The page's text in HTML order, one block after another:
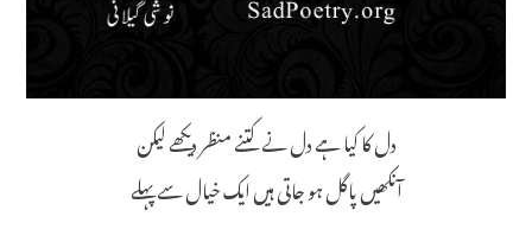
دل کا کیا ہے دل نے کتنے منظر دیکھے لیکن
آنکھیں پاگل ہو جاتی ہیں ایک خیال سے پہلے